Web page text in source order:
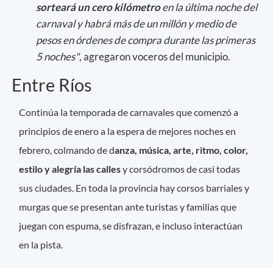
sorteará un cero kilómetroen la última noche del
carnaval y habrá más de un millón y medio de
pesos en órdenes de compra durante las primeras
5 noches", agregaron voceros del municipio.
Entre Ríos
Continúa la temporada de carnavales que comenzó a
principios de enero a la espera de mejores noches en
febrero, colmando de danza, música, arte, ritmo, color,
estilo y alegría las callesy corsódromos de casi todas
sus ciudades. En toda la provincia hay corsos barriales y
murgas que se presentan ante turistas y familias que
juegan con espuma, se disfrazan, e incluso interactúan
en la pista.